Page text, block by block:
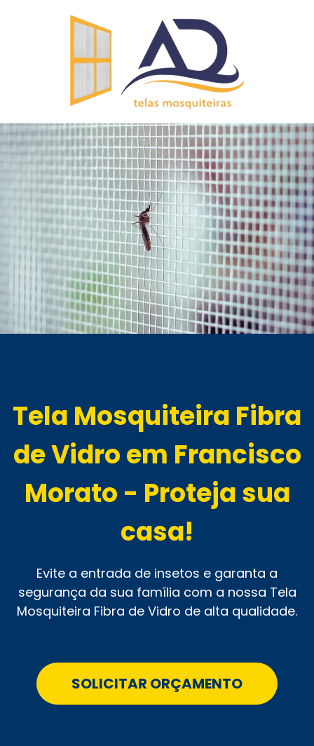
Tela Mosquiteira Fibra
de Vidro em Francisco
Morato - Proteja sua
casa!
Evite a entrada de insetos e garanta a
segurança da sua família com a nossa Tela
Mosquiteira Fibra de Vidro de alta qualidade.
SOLICITAR ORÇAMENTO